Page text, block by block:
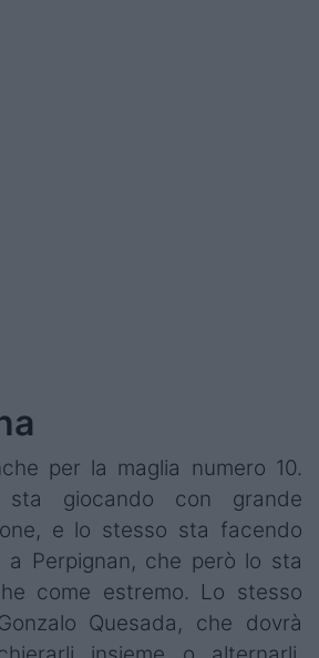
per la maglia numero 10.
sta giocando con grande
e lo stesso sta facendo
a Perpignan, che però lo sta
come estremo. Lo stesso
Quesada, che dovrà